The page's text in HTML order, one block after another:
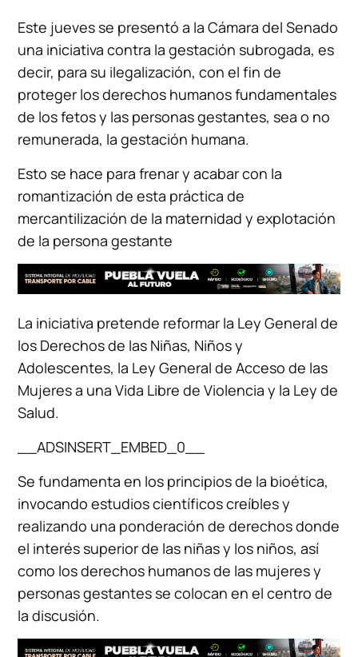
Este jueves se presentó a la Cámara del Senado
una iniciativa contra la gestación subrogada, es
decir, para su ilegalización, con el fin de
proteger los derechos humanos fundamentales
de los fetos y las personas gestantes, sea o no
remunerada, la gestación humana.
Esto se hace para frenar y acabar con la
romantización de esta práctica de
mercantilización de la maternidad y explotación
de la persona gestante
La iniciativa pretende reformar la Ley General de
los Derechos de las Niñas, Niños y
Adolescentes, la Ley General de Acceso de las
Mujeres a una Vida Libre de Violencia y la Ley de
Salud.
__ADSINSERT_EMBED_0__
Se fundamenta en los principios de la bioética,
invocando estudios científicos creíbles y
realizando una ponderación de derechos donde
el interés superior de las niñas y los niños, así
como los derechos humanos de las mujeres y
personas gestantes se colocan en el centro de
la discusión.